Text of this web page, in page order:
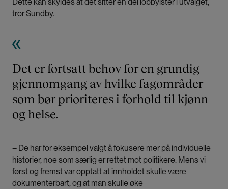
Dette kan skyldes at det sitter en del lobbyister i utvalget,
tror Sundby.
Det er fortsatt behov for en grundig
gjennomgang av hvilke fagområder
som bør prioriteres i forhold til kjønn
og helse.
– De har for eksempel valgt å fokusere mer på individuelle
historier, noe som særlig er rettet mot politikere. Mens vi
først og fremst var opptatt at innholdet skulle være
dokumenterbart, og at man skulle øke